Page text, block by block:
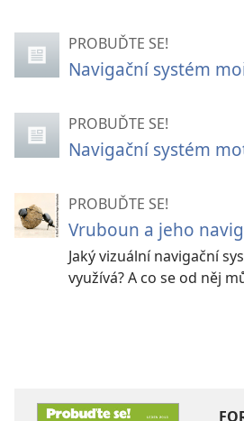
PROBUĎTE SE!
Navigační systém
PROBUĎTE SE!
Navigační systém
PROBUĎTE SE!
Vruboun a jeho
Jaký vizuální navigační
využívá? A co se od něj